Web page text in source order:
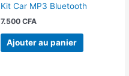
Kit Car MP3 Bluetooth
7.500 CFA
Ajouter au panier